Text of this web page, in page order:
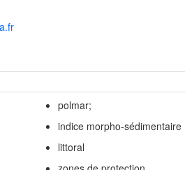
polmar;
indice morpho-sédimentaire
littoral